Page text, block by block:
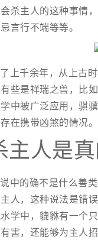
杀主人的这种事情
言行不端等等。
上千余年，从上古
些是祥瑞之兽，比
中被广泛应用，骐
在携带凶煞的情况。
主人是
中的确不是什么善
人，这种说法是错
学中，貔貅有一个
害，还能够为主人招